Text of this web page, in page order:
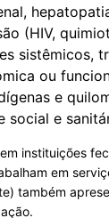
(HIV,
sistêmicos,
ou
e
social e
instituições
em
também